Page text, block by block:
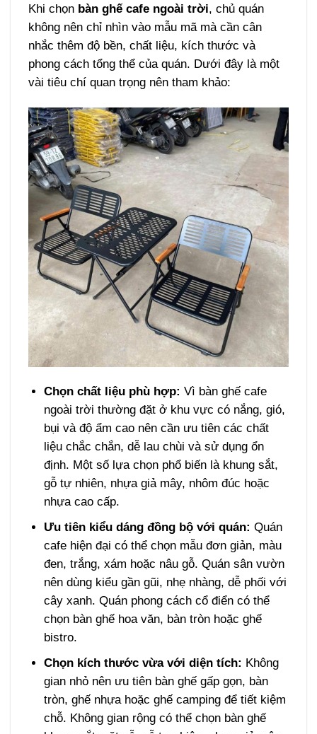
Khi chọn bàn ghế cafe ngoài trời, chủ quán
không nên chỉ nhìn vào mẫu mã mà cần cân
nhắc thêm độ bền, chất liệu, kích thước và
phong cách tổng thể của quán. Dưới đây là một
vài tiêu chí quan trọng nên tham khảo:
Chọn chất liệu phù hợp: Vì bàn ghế cafe
ngoài trời thường đặt ở khu vực có nắng, gió,
bụi và độ ẩm cao nên cần ưu tiên các chất
liệu chắc chắn, dễ lau chùi và sử dụng ổn
định. Một số lựa chọn phổ biến là khung sắt,
gỗ tự nhiên, nhựa giả mây, nhôm đúc hoặc
nhựa cao cấp.
Ưu tiên kiểu dáng đồng bộ với quán: Quán
cafe hiện đại có thể chọn mẫu đơn giản, màu
đen, trắng, xám hoặc nâu gỗ. Quán sân vườn
nên dùng kiểu gần gũi, nhẹ nhàng, dễ phối với
cây xanh. Quán phong cách cổ điển có thể
chọn bàn ghế hoa văn, bàn tròn hoặc ghế
bistro.
Chọn kích thước vừa với diện tích: Không
gian nhỏ nên ưu tiên bàn ghế gấp gọn, bàn
tròn, ghế nhựa hoặc ghế camping để tiết kiệm
chỗ. Không gian rộng có thể chọn bàn ghế